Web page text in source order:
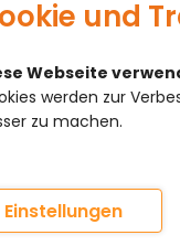
und
Webseite
werden zur
zu machen.
Einstellungen